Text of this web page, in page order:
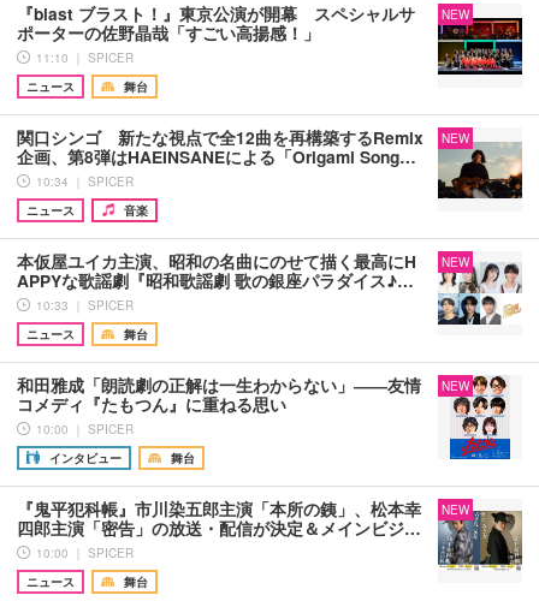
『blast ブラスト！』東京公演が開幕 スペシャルサ
ポーターの佐野晶哉「すごい高揚感！」
11:10 ｜ SPICER
ニュース
舞台
NEW
関口シンゴ 新たな視点で全12曲を再構築するRemix
企画、第8弾はHAEINSANEによる「Origami Song…
10:34 ｜ SPICER
ニュース
音楽
NEW
本仮屋ユイカ主演、昭和の名曲にのせて描く最高にH
APPYな歌謡劇『昭和歌謡劇 歌の銀座パラダイス♪…
10:33 ｜ SPICER
ニュース
舞台
NEW
和田雅成「朗読劇の正解は一生わからない」――友情
コメディ『たもつん』に重ねる思い
10:00 ｜ SPICER
インタビュー
舞台
NEW
『鬼平犯科帳』市川染五郎主演「本所の銕」、松本幸
四郎主演「密告」の放送・配信が決定＆メインビジ…
10:00 ｜ SPICER
ニュース
舞台
NEW